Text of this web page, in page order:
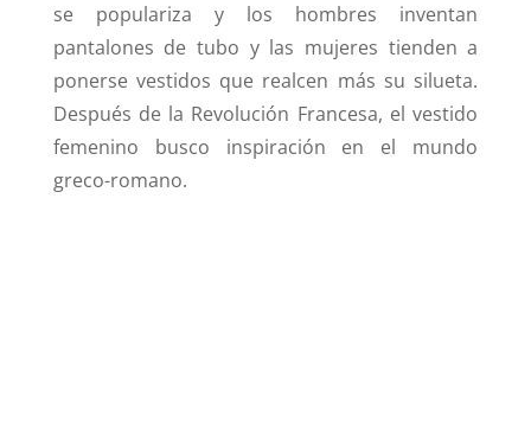
se populariza y los hombres inventan
pantalones de tubo y las mujeres tienden a
ponerse vestidos que realcen más su silueta.
Después de la Revolución Francesa, el vestido
femenino busco inspiración en el mundo
greco-romano.